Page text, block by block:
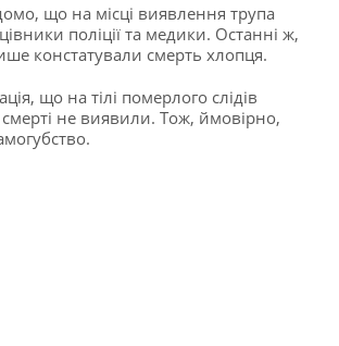
що на місці виявлення трупа
поліції та медики. Останні ж,
констатували смерть хлопця.
що на тілі померлого слідів
не виявили. Тож, ймовірно,